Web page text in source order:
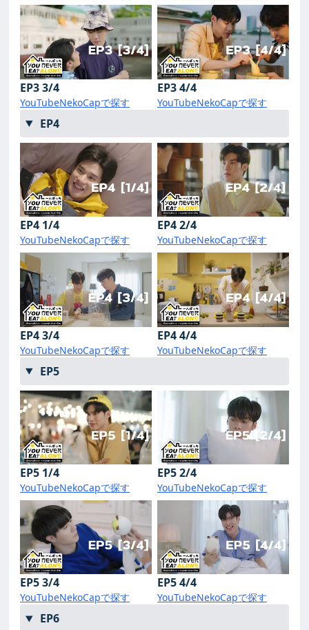
EP3 3/4
YouTubeNekoCapで探す
EP3 4/4
YouTubeNekoCapで探す
EP4
EP4 1/4
YouTubeNekoCapで探す
EP4 2/4
YouTubeNekoCapで探す
EP4 3/4
YouTubeNekoCapで探す
EP4 4/4
YouTubeNekoCapで探す
EP5
EP5 1/4
YouTubeNekoCapで探す
EP5 2/4
YouTubeNekoCapで探す
EP5 3/4
YouTubeNekoCapで探す
EP5 4/4
YouTubeNekoCapで探す
EP6